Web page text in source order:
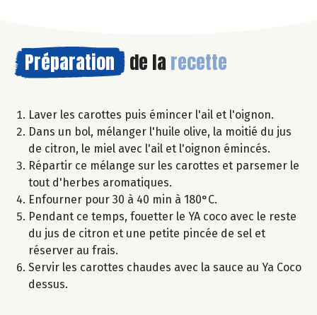
Préparation de la recette
Laver les carottes puis émincer l'ail et l'oignon.
Dans un bol, mélanger l'huile olive, la moitié du jus
de citron, le miel avec l'ail et l'oignon émincés.
Répartir ce mélange sur les carottes et parsemer le
tout d'herbes aromatiques.
Enfourner pour 30 à 40 min à 180°C.
Pendant ce temps, fouetter le YA coco avec le reste
du jus de citron et une petite pincée de sel et
réserver au frais.
Servir les carottes chaudes avec la sauce au Ya Coco
dessus.